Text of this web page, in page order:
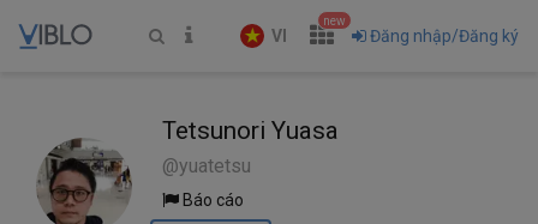
VI
new
Đăng nhập/Đăng ký
Tetsunori Yuasa
@yuatetsu
Báo cáo